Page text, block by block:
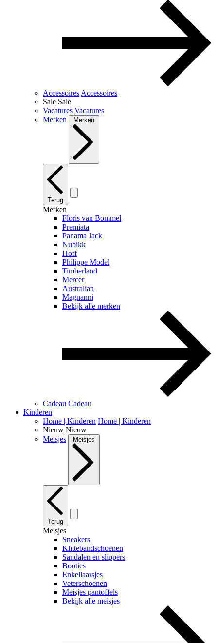
Accessoires Accessoires
Sale Sale
Vacatures Vacatures
Merken
Merken
Terug
Merken
Floris van Bommel
Premiata
Panama Jack
Nubikk
Hoff
Philippe Model
Timberland
Mercer
Australian
Magnanni
Bekijk alle merken
Cadeau Cadeau
Kinderen
Home | Kinderen Home | Kinderen
Nieuw Nieuw
Meisjes
Meisjes
Terug
Meisjes
Sneakers
Klittebandschoenen
Sandalen en slippers
Booties
Enkellaarsjes
Veterschoenen
Meisjes pantoffels
Bekijk alle meisjes